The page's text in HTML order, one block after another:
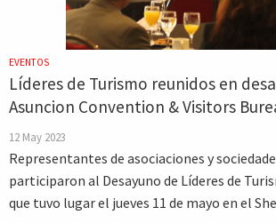
EVENTOS
Líderes de Turismo reunidos en
Asuncion Convention & Visitors
12 May 2023
Representantes de asociaciones y
participaron al Desayuno de Líderes de
que tuvo lugar el jueves 11 de mayo en el